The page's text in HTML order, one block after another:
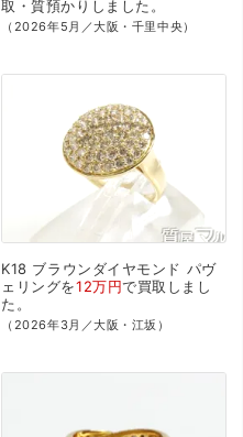
取・質預かり しました。
（2026年5月／大阪・千里中央）
K18 ブラウンダイヤモンド パヴ
ェリングを12万円で買取 しまし
た。
（2026年3月／大阪・江坂）